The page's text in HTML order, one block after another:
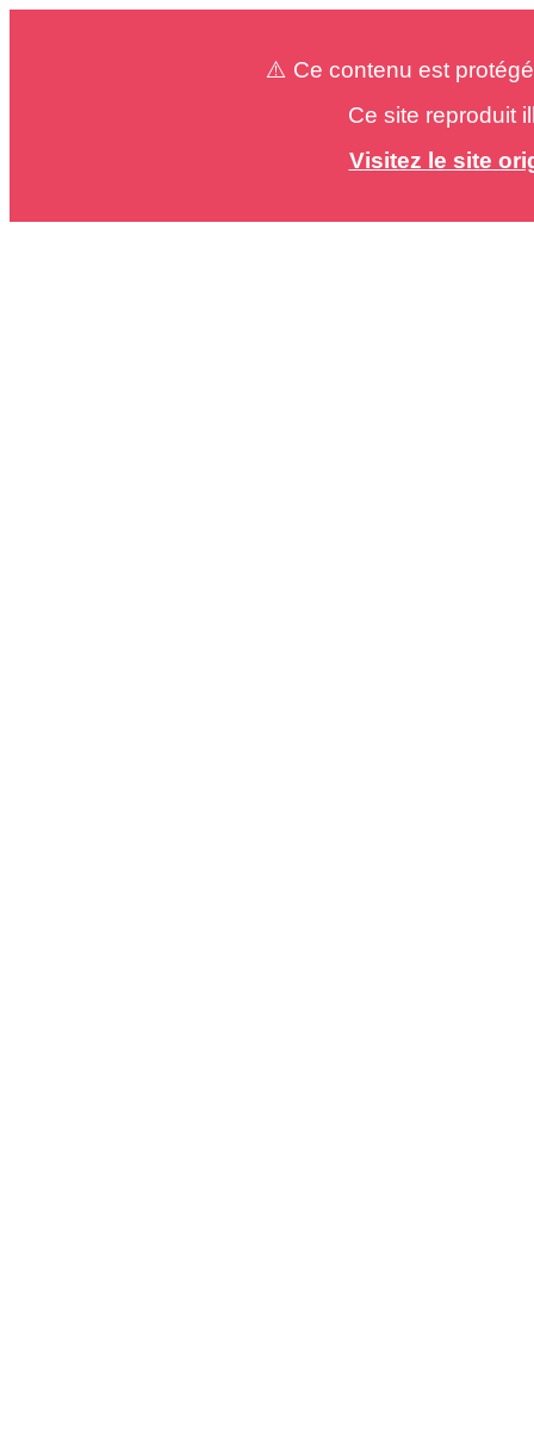
⚠️ Ce contenu est
Ce site reproduit
Visitez le site